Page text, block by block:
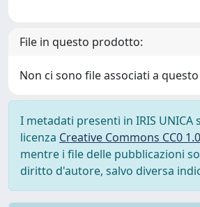
File in questo prodotto:
Non ci sono file associati a
I metadati presenti in IRIS UNICA
licenza Creative Commons CC0
mentre i file delle pubblicazioni
diritto d'autore, salvo diversa